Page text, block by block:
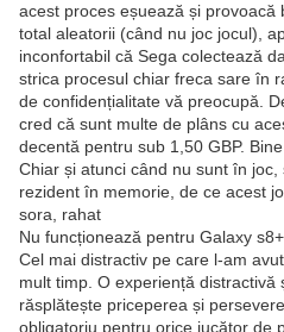
acest proces eșuează și
total aleatorii (când nu joc jocul),
inconfortabil că Sega colectează
strica procesul chiar freca sare în
de confidențialitate vă preocupă.
cred că sunt multe de plâns cu
decentă pentru sub 1,50 GBP.
Chiar și atunci când nu sunt în
rezident în memorie, de ce acest
sora, rahat
Nu funcționează pentru Galaxy s8+
Cel mai distractiv pe care l-am
mult timp. O experiență
răsplătește priceperea și
obligatoriu pentru orice jucător de